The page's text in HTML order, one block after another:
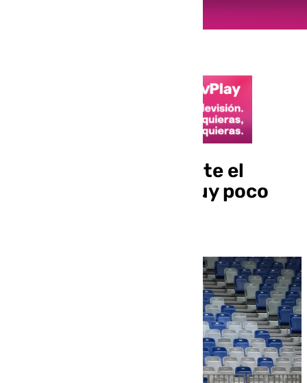
Sima y la revancha ante el
Galatasaray: «Hay muy poco